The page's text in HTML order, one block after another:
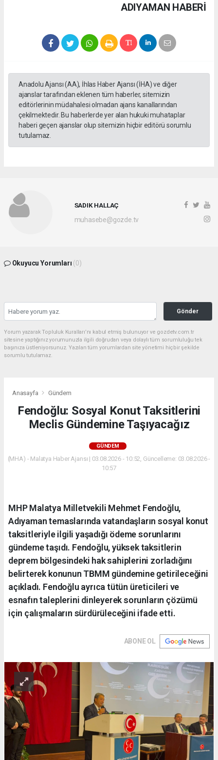
ADIYAMAN HABERİ
Anadolu Ajansı (AA), İhlas Haber Ajansı (İHA) ve diğer
ajanslar tarafından eklenen tüm haberler, sitemizin
editörlerinin müdahalesi olmadan ajans kanallarından
çekilmektedir. Bu haberlerde yer alan hukuki muhataplar
haberi geçen ajanslar olup sitemizin hiçbir editörü sorumlu
tutulamaz.
SADIK HALLAÇ
muhasebe@gozde.tv
Okuyucu Yorumları (0)
Gönder
Yorum yazarak Topluluk Kuralları’nı kabul etmiş bulunuyor ve gozdetv.com.tr
sitesine yaptığınız yorumunuzla ilgili doğrudan veya dolaylı tüm sorumluluğu tek
başınıza üstleniyorsunuz. Yazılan tüm yorumlardan site yönetimi hiçbir şekilde
sorumlu tutulamaz.
Anasayfa Gündem
Fendoğlu: Sosyal Konut Taksitlerini
Meclis Gündemine Taşıyacağız
GÜNDEM
(MHA) - Malatya Haber Ajansı | 03.08.2026 - 10:52, Güncelleme: 03.08.2026 -
10:57
MHP Malatya Milletvekili Mehmet Fendoğlu,
Adıyaman temaslarında vatandaşların sosyal konut
taksitleriyle ilgili yaşadığı ödeme sorunlarını
gündeme taşıdı. Fendoğlu, yüksek taksitlerin
deprem bölgesindeki hak sahiplerini zorladığını
belirterek konunun TBMM gündemine getirileceğini
açıkladı. Fendoğlu ayrıca tütün üreticileri ve
esnafın taleplerini dinleyerek sorunların çözümü
için çalışmaların sürdürüleceğini ifade etti.
ABONE OL